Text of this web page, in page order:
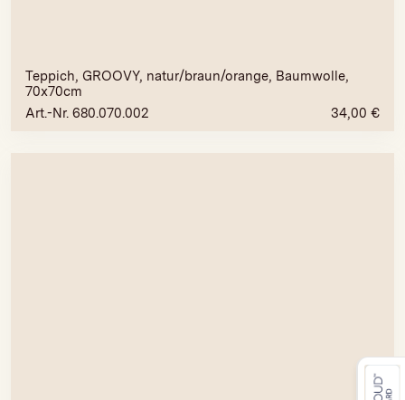
Teppich, GROOVY, natur/braun/orange, Baumwolle,
70x70cm
Art.-Nr. 680.070.002
34,00 €